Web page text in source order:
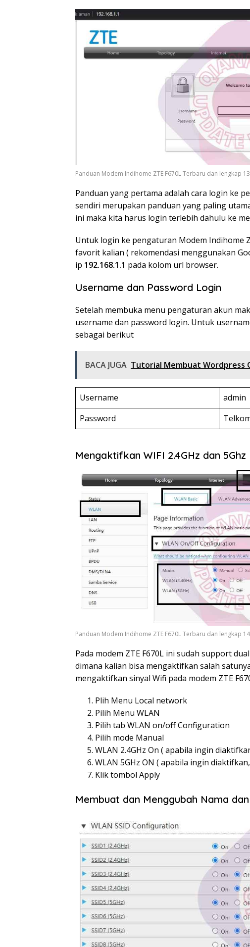
Panduan Modem Indihome ZTE F670L Terbaru dan lengkap 13
Panduan yang pertama adalah cara login ke
sendiri merupakan panduan yang paling
ini maka kita harus login terlebih dahulu ke
Untuk login ke pengaturan Modem Indihome
favorit kalian ( rekomendasi menggunakan
ip 192.168.1.1 pada kolom url browser.
Username dan Password Login
Setelah membuka menu pengaturan akun
username dan password login. Untuk
sebagai berikut
BACA JUGA Tutorial Membuat Wordpress
Username
admin
Password
Mengaktifkan WIFI 2.4GHz dan 5Ghz
Panduan Modem Indihome ZTE F670L Terbaru dan lengkap 14
Pada modem ZTE F670L ini sudah support
dimana kalian bisa mengaktifkan salah
mengaktifkan sinyal Wifi pada modem ZTE
Plih Menu Local network
Pilih Menu WLAN
Pilih tab WLAN on/off Configuration
Pilih mode Manual
WLAN 2.4GHz On ( apabila ingin
WLAN 5GHz ON ( apabila ingin
Klik tombol Apply
Membuat dan Menggubah Nama